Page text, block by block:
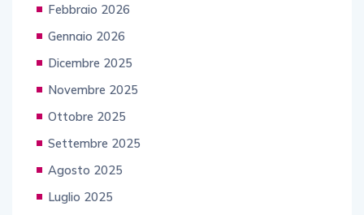
Febbraio 2026
Gennaio 2026
Dicembre 2025
Novembre 2025
Ottobre 2025
Settembre 2025
Agosto 2025
Luglio 2025